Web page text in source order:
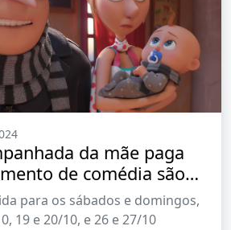
da mãe paga
de comédia são
Centerplex Barretos
para os sábados e domingos,
19 e 20/10, e 26 e 27/10